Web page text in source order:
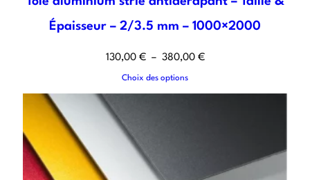
Épaisseur – 2/3.5 mm – 1000×2000
130,00 € – 380,00 €
Choix des options